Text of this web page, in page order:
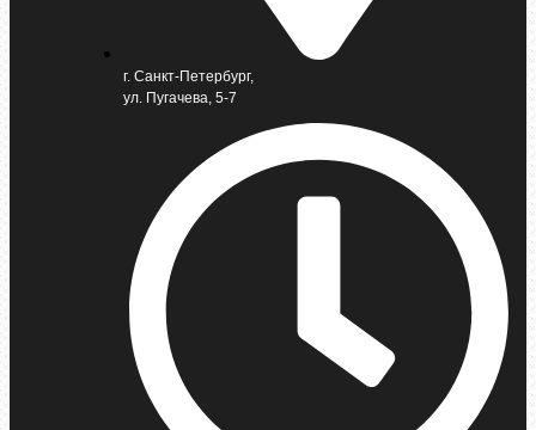
г. Санкт-Петербург,
ул. Пугачева, 5-7